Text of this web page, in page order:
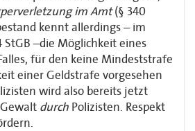
im Amt(§ 340
kennt allerdings – im
StGB –die Möglichkeit eines
für den keine Mindeststrafe
einer Geldstrafe vorgesehen
wird also bereits jetzt
durch Polizisten. Respekt